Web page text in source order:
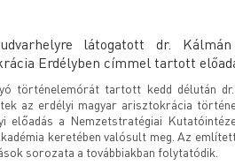
látogatott dr.
Erdélyben címmel tartott
történelemórát tartott kedd délután
az erdélyi magyar arisztokrácia
előadás a Nemzetstratégiai
keretében valósult meg. Az
sorozata a továbbiakban folytatódik.